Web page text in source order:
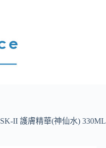
SK-II 護膚精華(神仙水) 330ML